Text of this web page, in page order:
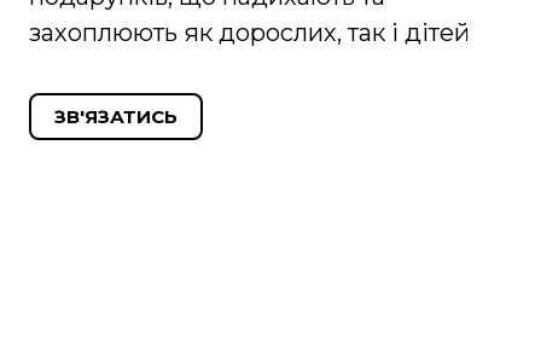
захоплюють як дорослих, так і дітей
ЗВ'ЯЗАТИСЬ